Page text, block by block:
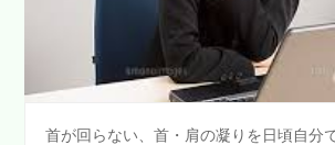
首が回らない、首・肩の凝りを日頃自分